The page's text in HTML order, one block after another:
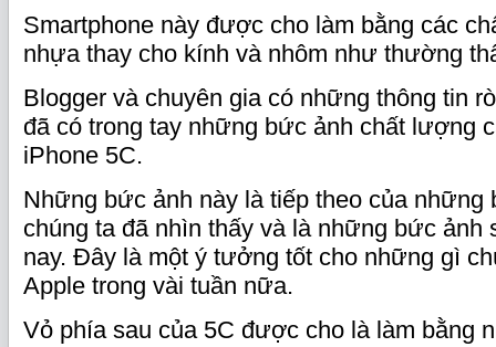
Smartphone này được cho làm bằng các
nhựa thay cho kính và nhôm như thường
Blogger và chuyên gia có những thông tin
đã có trong tay những bức ảnh chất lượng
iPhone 5C.
Những bức ảnh này là tiếp theo của những
chúng ta đã nhìn thấy và là những bức ảnh
nay. Đây là một ý tưởng tốt cho những gì
Apple trong vài tuần nữa.
Vỏ phía sau của 5C được cho là làm bằng